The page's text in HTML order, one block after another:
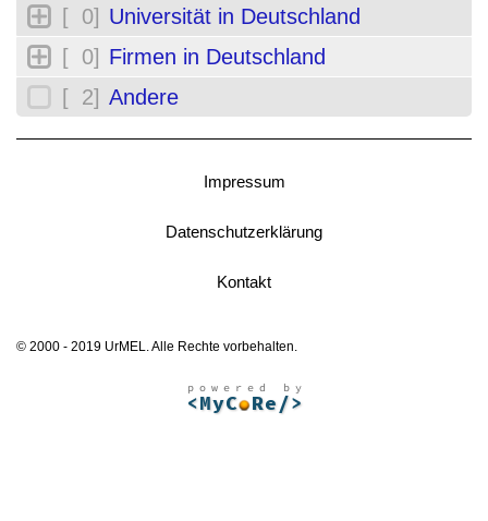
[ 0] Universität in Deutschland
[ 0] Firmen in Deutschland
[ 2] Andere
Impressum
Datenschutzerklärung
Kontakt
© 2000 - 2019 UrMEL. Alle Rechte vorbehalten.